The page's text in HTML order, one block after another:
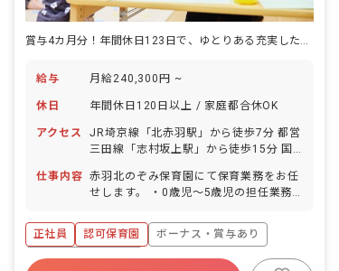
賞与4カ月分！年間休日123日で、ゆとりある充実した保育士ライフを♪
給与 月給240,300円 ~
休日 年間休日120日以上 / 家庭都合休OK
アクセス
JR埼京線「北赤羽駅」から徒歩7分 都営
三田線「志村坂上駅」から徒歩15分 国
歩1分 ※「北赤羽駅」から乗り換えなし
で「池袋駅」へアクセスできます。 ■自
仕事内容 赤羽北のぞみ保育園にて保育業務をお任
せします。 ・0歳児～5歳児の担任業務
誌・障害児日誌・週案・月案・年間カリ
キュラムの作成 ・保護者対応
正社員 認可保育園
ボーナス・賞与あり
年間休日120日以上